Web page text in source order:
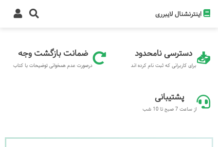
اینترنشنال لایبرری
دسترسی نامحدود
برای کاربرانی که ثبت نام کرده اند
ضمانت بازگشت وجه
درصورت عدم همخوانی توضیحات با کتاب
پشتیبانی
از ساعت 7 صبح تا 10 شب